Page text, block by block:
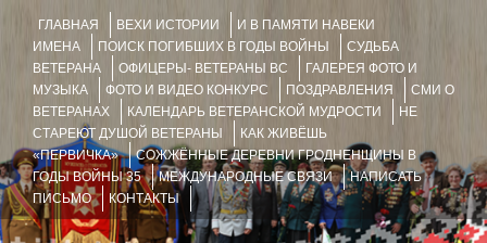
ГЛАВНАЯ ВЕХИ ИСТОРИИ
И В ПАМЯТИ НАВЕКИ
ИМЕНА
ПОИСК ПОГИБШИХ В ГОДЫ ВОЙНЫ
СУДЬБА
ВЕТЕРАНА
ОФИЦЕРЫ- ВЕТЕРАНЫ ВС
ГАЛЕРЕЯ ФОТО И
МУЗЫКА
ФОТО И ВИДЕО КОНКУРС ПОЗДРАВЛЕНИЯ
СМИ О
ВЕТЕРАНАХ
КАЛЕНДАРЬ ВЕТЕРАНСКОЙ МУДРОСТИ
НЕ
СТАРЕЮТ ДУШОЙ ВЕТЕРАНЫ
КАК ЖИВЁШЬ
«ПЕРВИЧКА»
СОЖЖЁННЫЕ ДЕРЕВНИ ГРОДНЕНЩИНЫ В
ГОДЫ ВОЙНЫ 35
МЕЖДУНАРОДНЫЕ СВЯЗИ
НАПИСАТЬ
ПИСЬМО
КОНТАКТЫ